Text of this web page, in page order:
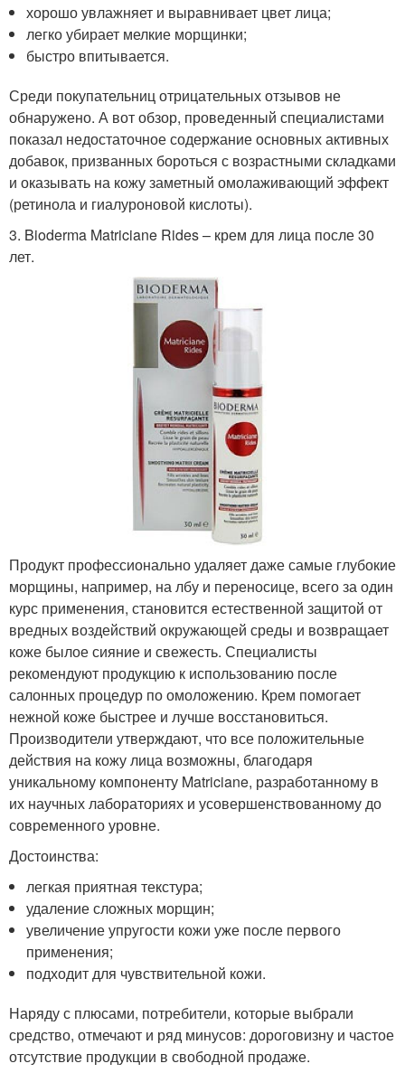
хорошо увлажняет и выравнивает цвет лица;
легко убирает мелкие морщинки;
быстро впитывается.
Среди покупательниц отрицательных отзывов не
обнаружено. А вот обзор, проведенный специалистами
показал недостаточное содержание основных активных
добавок, призванных бороться с возрастными складками
и оказывать на кожу заметный омолаживающий эффект
(ретинола и гиалуроновой кислоты).
3. Bioderma Matriciane Rides – крем для лица после 30
лет.
Продукт профессионально удаляет даже самые глубокие
морщины, например, на лбу и переносице, всего за один
курс применения, становится естественной защитой от
вредных воздействий окружающей среды и возвращает
коже былое сияние и свежесть. Специалисты
рекомендуют продукцию к использованию после
салонных процедур по омоложению. Крем помогает
нежной коже быстрее и лучше восстановиться.
Производители утверждают, что все положительные
действия на кожу лица возможны, благодаря
уникальному компоненту Matriciane, разработанному в
их научных лабораториях и усовершенствованному до
современного уровне.
Достоинства:
легкая приятная текстура;
удаление сложных морщин;
увеличение упругости кожи уже после первого
применения;
подходит для чувствительной кожи.
Наряду с плюсами, потребители, которые выбрали
средство, отмечают и ряд минусов: дороговизну и частое
отсутствие продукции в свободной продаже.